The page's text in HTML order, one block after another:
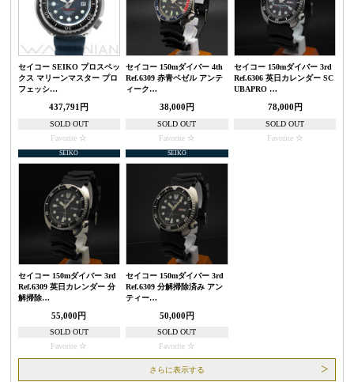
セイコー SEIKO プロスペッ
クス マリーンマスター プロ
フェッシ…
437,791円
SOLD OUT
Favorite
セイコー 150mダイバー 4th
Ref.6309 赤青ベゼル アンテ
ィーク…
38,000円
SOLD OUT
Favorite
セイコー 150mダイバー 3rd
Ref.6306 英日カレンダー SC
UBAPRO …
78,000円
SOLD OUT
Favorite
SEIKO
セイコー 150mダイバー 3rd
Ref.6309 英日カレンダー 分
解掃除…
55,000円
SOLD OUT
Favorite
SEIKO
セイコー 150mダイバー 3rd
Ref.6309 分解掃除済み アン
ティー…
50,000円
SOLD OUT
Favorite
さらに表示する